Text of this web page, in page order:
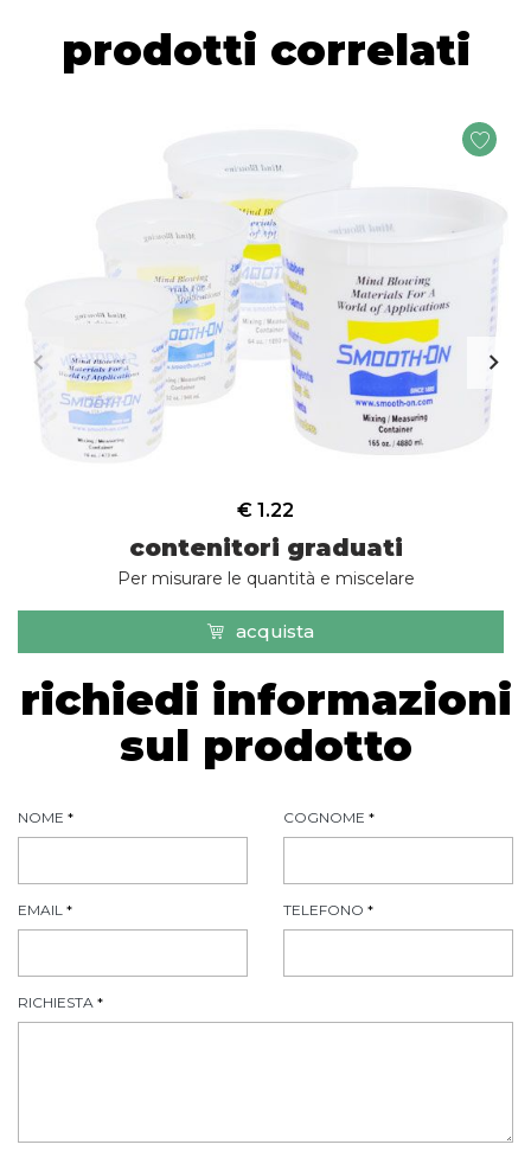
prodotti correlati
contenitori graduati
Per misurare le quantità e miscelare
€ 1.22
acquista
richiedi informazioni
sul prodotto
NOME * COGNOME *
EMAIL * TELEFONO *
RICHIESTA *